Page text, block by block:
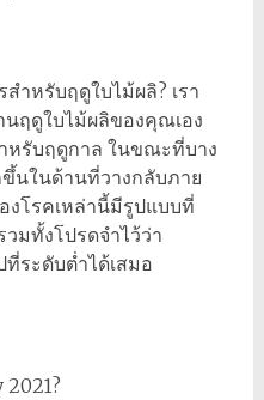
ำหรับฤดูใบไม้ผลิ? เรา
ฤดูใบไม้ผลิของคุณเอง
หรับฤดูกาล ในขณะที่บาง
นในด้านที่วางกลับภาย
โรคเหล่านี้มีรูปแบบที่
มทั้งโปรดจำไว้ว่า
ระดับต่ำได้เสมอ
2021?